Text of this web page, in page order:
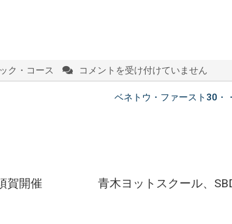
ク・コース
01/12：
コメントを受け付けていません
ベネトウ・ファースト30・
賀開催 青木ヨットスクール、